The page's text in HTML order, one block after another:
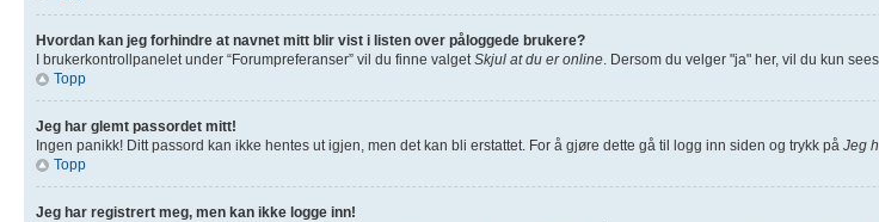
Hvordan kan jeg forhindre at navnet mitt blir vist i listen over påloggede brukere?
I brukerkontrollpanelet under “Forumpreferanser” vil du finne valgetSkjul at du er online. Dersom du velger "ja" her, vil du kun
Topp
Jeg har glemt passordet mitt!
Ingen panikk! Ditt passord kan ikke hentes ut igjen, men det kan bli erstattet. For å gjøre dette gå til logg inn siden og trykk på Jeg
Topp
Jeg har registrert meg, men kan ikke logge inn!